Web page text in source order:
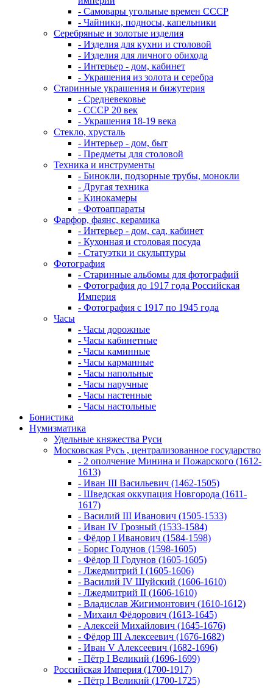
- Самовары угольные времен СССР
- Чайники, подносы, капельники
Серебряные и золотые изделия
- Изделия для кухни и столовой
- Изделия для личного обихода
- Интерьер - дом, кабинет
- Украшения из золота и серебра
Старинные украшения и бижутерия
- Средневековье
- СССР 20 век
- Украшения 18-19 века
Стекло, хрусталь
- Интерьер - дом, быт
- Предметы для столовой
Техника и инструменты
- Бинокли, подзорные трубы, монокли
- Другая техника
- Кинокамеры
- Фотоаппараты
Фарфор, фаянс, керамика
- Интерьер - дом, сад, кабинет
- Кухонная и столовая посуда
- Статуэтки и скульптуры
Фотография
- Старинные альбомы для фотографий
- Фотография до 1917 года Российская
Империя
- Фотография с 1917 по 1945 года
Часы
- Часы дорожные
- Часы кабинетные
- Часы каминные
- Часы карманные
- Часы напольные
- Часы наручные
- Часы настенные
- Часы настольные
Бонистика
Нумизматика
Удельные княжества Руси
Московская Русь , централизованное государство
- 2 ополчение Минина и Пожарского (1612-
1613)
- Иван III Васильевич (1462-1505)
- Шведская оккупация Новгорода (1611-
1617)
- Василий III Иванович (1505-1533)
- Иван IV Грозный (1533-1584)
- Фёдор I Иванович (1584-1598)
- Борис Годунов (1598-1605)
- Фёдор II Годунов (1605-1605)
- Лжедмитрий I (1605-1606)
- Василий IV Шуйский (1606-1610)
- Лжедмитрий II (1606-1610)
- Владислав Жигимонтович (1610-1612)
- Михаил Фёдорович (1613-1645)
- Алексей Михайлович (1645-1676)
- Фёдор III Алексеевич (1676-1682)
- Иван V Алексеевич (1682-1696)
- Пётр I Великий (1696-1699)
Российская Империя (1700-1917)
- Пётр I Великий (1700-1725)